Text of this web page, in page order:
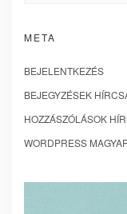
META
BEJELENTKEZÉS
BEJEGYZÉSEK
HOZZÁSZÓLÁSOK
WORDPRESS